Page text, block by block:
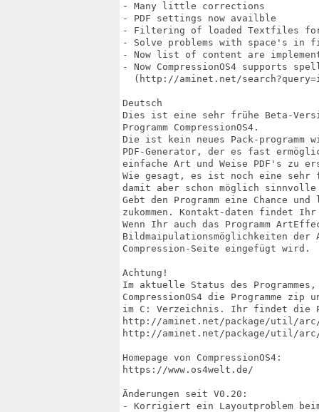
- Many little corrections
- PDF settings now availble
- Filtering of loaded Textfiles
- Solve problems with space's in
- Now list of content are
- Now CompressionOS4 supports
(http://aminet.net/
Deutsch
Dies ist eine sehr frühe Beta-
Programm CompressionOS4.
Die ist kein neues Pack-
PDF-Generator, der es fast
einfache Art und Weise PDF's zu
Wie gesagt, es ist noch eine
damit aber schon möglich
Gebt den Programm eine Chance
zukommen. Kontakt-daten findet Ihr
Wenn Ihr auch das Programm
Bildmaipulationsmöglichkeiten
Compression-Seite eingefügt wird.
Achtung!
Im aktuelle Status des
CompressionOS4 die Programme zip
im C: Verzeichnis. Ihr findet die
http://aminet.net/package/util/
http://aminet.net/package/util/
Homepage von CompressionOS4:
https://www.os4welt.de/
Änderungen seit V0.20:
- Korrigiert ein Layoutproblem